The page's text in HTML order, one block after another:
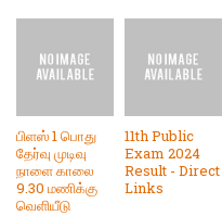
பிளஸ் 1 பொது
தேர்வு முடிவு
நாளை காலை
9.30 மணிக்கு
வெளியீடு
11th Public
Exam 2024
Result - Direct
Links